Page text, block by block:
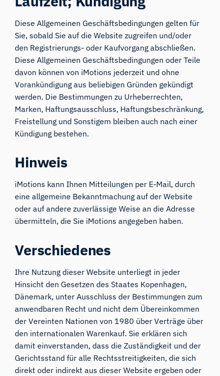
Diese Allgemeinen Geschäftsbedingungen gelten für
Sie, sobald Sie auf die Website zugreifen und/oder
den Registrierungs- oder Kaufvorgang abschließen.
Diese Allgemeinen Geschäftsbedingungen oder Teile
davon können von iMotions jederzeit und ohne
Vorankündigung aus beliebigen Gründen gekündigt
werden. Die Bestimmungen zu Urheberrechten,
Marken, Haftungsausschluss, Haftungsbeschränkung,
Freistellung und Sonstigem bleiben auch nach einer
Kündigung bestehen.
Hinweis
iMotions kann Ihnen Mitteilungen per E-Mail, durch
eine allgemeine Bekanntmachung auf der Website
oder auf andere zuverlässige Weise an die Adresse
übermitteln, die Sie iMotions angegeben haben.
Verschiedenes
Ihre Nutzung dieser Website unterliegt in jeder
Hinsicht den Gesetzen des Staates Kopenhagen,
Dänemark, unter Ausschluss der Bestimmungen zum
anwendbaren Recht und nicht dem Übereinkommen
der Vereinten Nationen von 1980 über Verträge über
den internationalen Warenkauf. Sie erklären sich
damit einverstanden, dass die Zuständigkeit und der
Gerichtsstand für alle Rechtsstreitigkeiten, die sich
direkt oder indirekt aus dieser Website ergeben oder